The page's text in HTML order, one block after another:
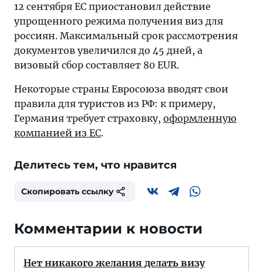
12 сентября ЕС приостановил действие
упрощенного режима получения виз для
россиян. Максимальный срок рассмотрения
документов увеличился до 45 дней, а
визовый сбор составляет 80 EUR.
Некоторые страны Евросоюза вводят свои
правила для туристов из РФ: к примеру,
Германия требует страховку, оформленную
компанией из ЕС.
Делитесь тем, что нравится
Скопировать ссылку
Комментарии к новости
Нет никакого желания делать визу